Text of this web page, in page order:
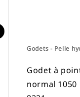
Godets - Pelle
Godet à
normal 1050